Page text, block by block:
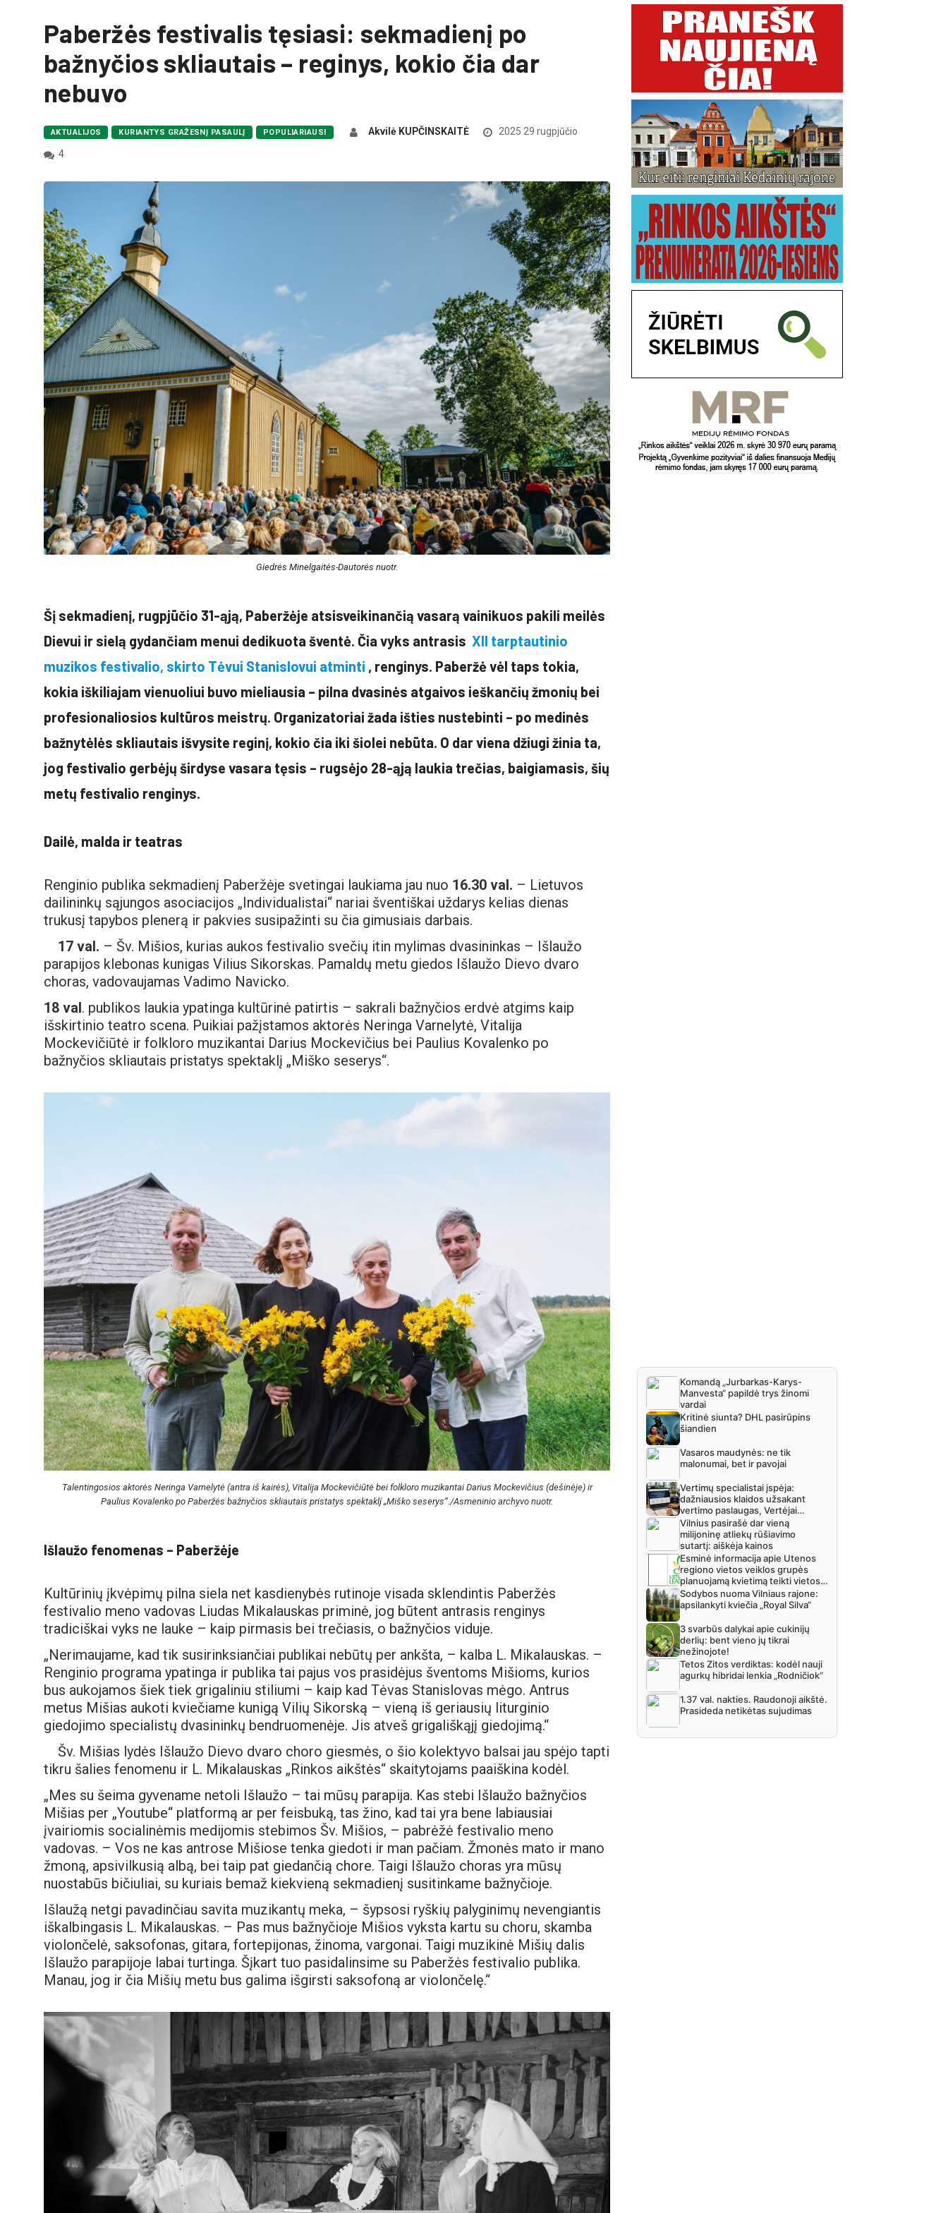
Paberžės festivalis tęsiasi: sekmadienį po
bažnyčios skliautais – reginys, kokio čia dar
nebuvo
AKTUALIJOS KURIANTYS GRAŽESNĮ PASAULĮ POPULIARIAUSI Akvilė KUPČINSKAITĖ
2025 29 rugpjūčio
4
Giedrės Minelgaitės-Dautorės nuotr.
Šį sekmadienį, rugpjūčio 31-ąją, Paberžėje atsisveikinančią vasarą vainikuos pakili meilės
Dievui ir sielą gydančiam menui dedikuota šventė. Čia vyks antrasis XII tarptautinio
muzikos festivalio, skirto Tėvui Stanislovui atminti , renginys. Paberžė vėl taps tokia,
kokia iškiliajam vienuoliui buvo mieliausia – pilna dvasinės atgaivos ieškančių žmonių bei
profesionaliosios kultūros meistrų. Organizatoriai žada išties nustebinti – po medinės
bažnytėlės skliautais išvysite reginį, kokio čia iki šiolei nebūta. O dar viena džiugi žinia ta,
jog festivalio gerbėjų širdyse vasara tęsis – rugsėjo 28-ąją laukia trečias, baigiamasis, šių
metų festivalio renginys.
Dailė, malda ir teatras
Renginio publika sekmadienį Paberžėje svetingai laukiama jau nuo 16.30 val. – Lietuvos
dailininkų sąjungos asociacijos „Individualistai“ nariai šventiškai uždarys kelias dienas
trukusį tapybos plenerą ir pakvies susipažinti su čia gimusiais darbais.
17 val. – Šv. Mišios, kurias aukos festivalio svečių itin mylimas dvasininkas – Išlaužo
parapijos klebonas kunigas Vilius Sikorskas. Pamaldų metu giedos Išlaužo Dievo dvaro
choras, vadovaujamas Vadimo Navicko.
18 val. publikos laukia ypatinga kultūrinė patirtis – sakrali bažnyčios erdvė atgims kaip
išskirtinio teatro scena. Puikiai pažįstamos aktorės Neringa Varnelytė, Vitalija
Mockevičiūtė ir folkloro muzikantai Darius Mockevičius bei Paulius Kovalenko po
bažnyčios skliautais pristatys spektaklį „Miško seserys“.
Talentingosios aktorės Neringa Varnelytė (antra iš kairės), Vitalija Mockevičiūtė bei folkloro muzikantai Darius Mockevičius (dešinėje) ir
Paulius Kovalenko po Paberžės bažnyčios skliautais pristatys spektaklį „Miško seserys“./Asmeninio archyvo nuotr.
Išlaužo fenomenas – Paberžėje
Kultūrinių įkvėpimų pilna siela net kasdienybės rutinoje visada sklendintis Paberžės
festivalio meno vadovas Liudas Mikalauskas priminė, jog būtent antrasis renginys
tradiciškai vyks ne lauke – kaip pirmasis bei trečiasis, o bažnyčios viduje.
„Nerimaujame, kad tik susirinksiančiai publikai nebūtų per ankšta, – kalba L. Mikalauskas. –
Renginio programa ypatinga ir publika tai pajus vos prasidėjus šventoms Mišioms, kurios
bus aukojamos šiek tiek grigaliniu stiliumi – kaip kad Tėvas Stanislovas mėgo. Antrus
metus Mišias aukoti kviečiame kunigą Vilių Sikorską – vieną iš geriausių liturginio
giedojimo specialistų dvasininkų bendruomenėje. Jis atveš grigališkąjį giedojimą.“
Šv. Mišias lydės Išlaužo Dievo dvaro choro giesmės, o šio kolektyvo balsai jau spėjo tapti
tikru šalies fenomenu ir L. Mikalauskas „Rinkos aikštės“ skaitytojams paaiškina kodėl.
„Mes su šeima gyvename netoli Išlaužo – tai mūsų parapija. Kas stebi Išlaužo bažnyčios
Mišias per „Youtube“ platformą ar per feisbuką, tas žino, kad tai yra bene labiausiai
įvairiomis socialinėmis medijomis stebimos Šv. Mišios, – pabrėžė festivalio meno
vadovas. – Vos ne kas antrose Mišiose tenka giedoti ir man pačiam. Žmonės mato ir mano
žmoną, apsivilkusią albą, bei taip pat giedančią chore. Taigi Išlaužo choras yra mūsų
nuostabūs bičiuliai, su kuriais bemaž kiekvieną sekmadienį susitinkame bažnyčioje.
Išlaužą netgi pavadinčiau savita muzikantų meka, – šypsosi ryškių palyginimų nevengiantis
iškalbingasis L. Mikalauskas. – Pas mus bažnyčioje Mišios vyksta kartu su choru, skamba
violončelė, saksofonas, gitara, fortepijonas, žinoma, vargonai. Taigi muzikinė Mišių dalis
Išlaužo parapijoje labai turtinga. Šįkart tuo pasidalinsime su Paberžės festivalio publika.
Manau, jog ir čia Mišių metu bus galima išgirsti saksofoną ar violončelę.“